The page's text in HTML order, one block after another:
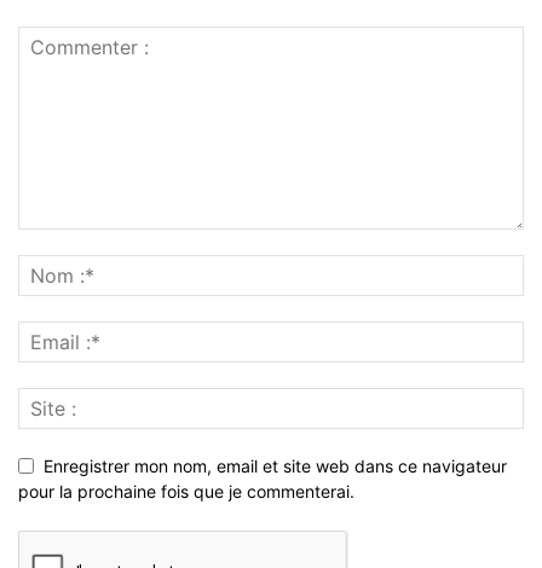
Enregistrer mon nom, email et site web dans ce navigateur
pour la prochaine fois que je commenterai.